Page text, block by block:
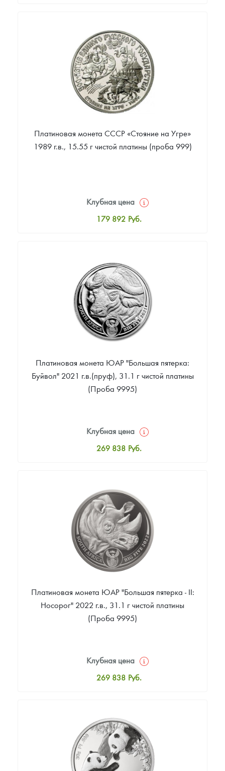
Цена выкупа
Звоните
Платиновая монета СССР «Стояние на Угре»
1989 г.в., 15.55 г чистой платины (проба 999)
Клубная цена
179 892 Руб.
Цена выкупа
Звоните
Платиновая монета ЮАР "Большая пятерка:
Буйвол" 2021 г.в.(пруф), 31.1 г чистой платины
(Проба 9995)
Клубная цена
269 838 Руб.
Цена выкупа
Звоните
Платиновая монета ЮАР "Большая пятерка - II:
Носорог" 2022 г.в., 31.1 г чистой платины
(Проба 9995)
Клубная цена
269 838 Руб.
Цена выкупа
Звоните